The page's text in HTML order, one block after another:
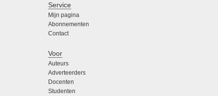
Service
Mijn pagina
Abonnementen
Contact
Voor
Auteurs
Adverteerders
Docenten
Studenten